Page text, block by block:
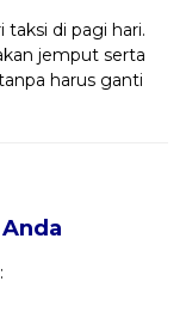
di pagi hari.
jemput serta
harus ganti